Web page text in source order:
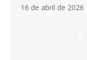
16 de abril de 2026